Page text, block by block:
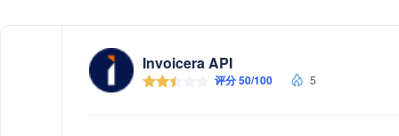
Invoicera API
评分 50/100 5